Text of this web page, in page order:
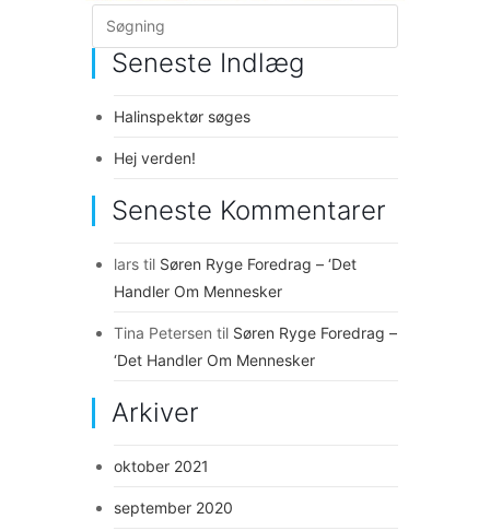
Seneste Indlæg
Halinspektør søges
Hej verden!
Seneste Kommentarer
lars til Søren Ryge Foredrag – ‘Det
Handler Om Mennesker
Tina Petersen til Søren Ryge Foredrag –
‘Det Handler Om Mennesker
Arkiver
oktober 2021
september 2020